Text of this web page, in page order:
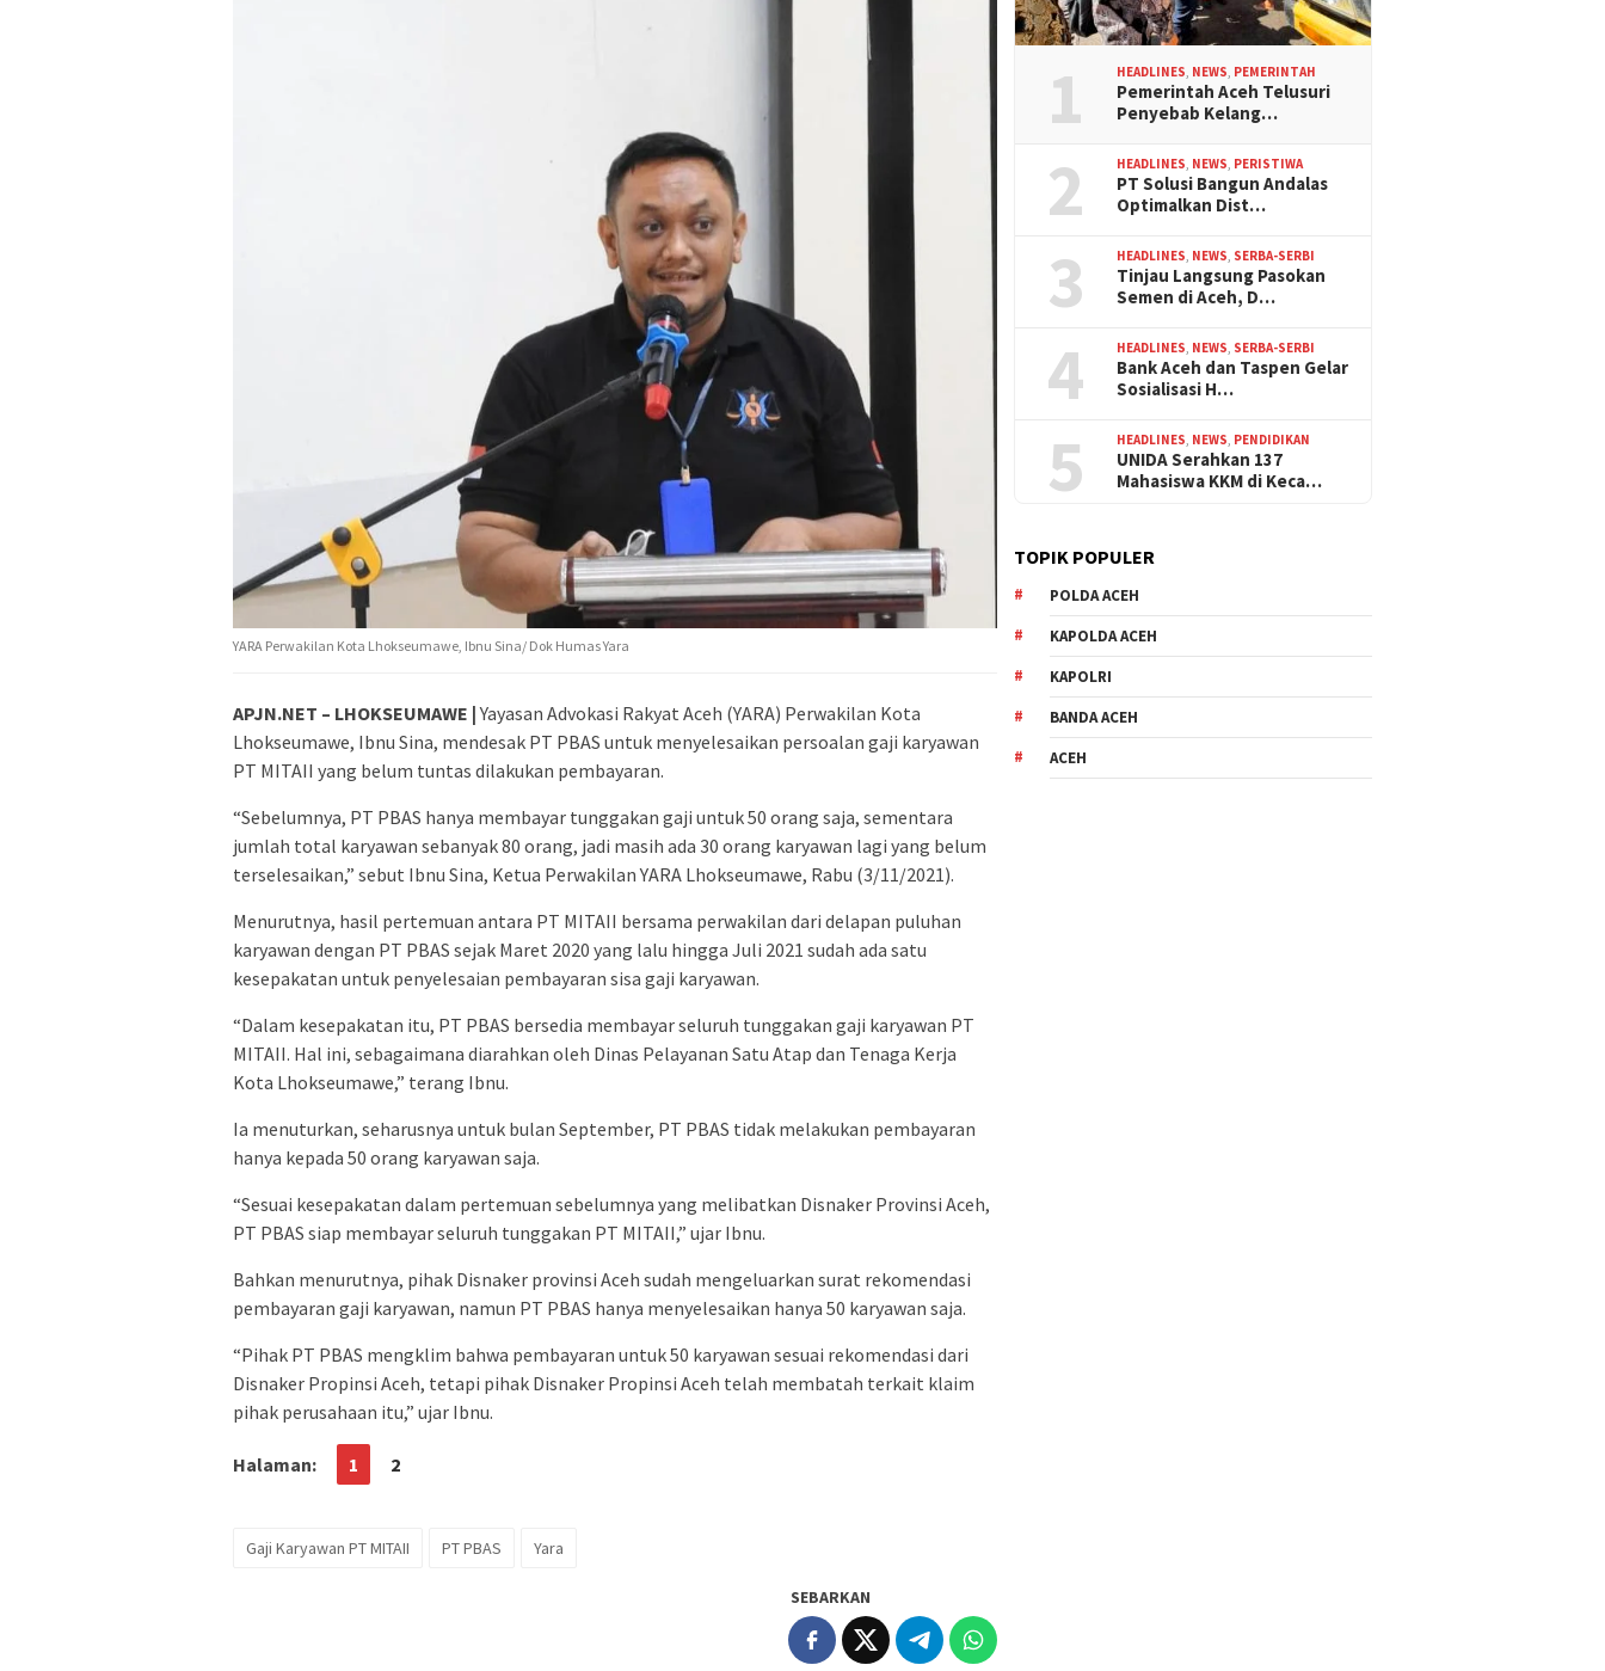
YARA Perwakilan Kota Lhokseumawe, Ibnu Sina/ Dok Humas Yara
APJN.NET – LHOKSEUMAWE |Yayasan Advokasi Rakyat Aceh (YARA) Perwakilan Kota
Lhokseumawe, Ibnu Sina, mendesak PT PBAS untuk menyelesaikan persoalan gaji karyawan
PT MITAII yang belum tuntas dilakukan pembayaran.
“Sebelumnya, PT PBAS hanya membayar tunggakan gaji untuk 50 orang saja, sementara
jumlah total karyawan sebanyak 80 orang, jadi masih ada 30 orang karyawan lagi yang belum
terselesaikan,” sebut Ibnu Sina, Ketua Perwakilan YARA Lhokseumawe, Rabu (3/11/2021).
Menurutnya, hasil pertemuan antara PT MITAII bersama perwakilan dari delapan puluhan
karyawan dengan PT PBAS sejak Maret 2020 yang lalu hingga Juli 2021 sudah ada satu
kesepakatan untuk penyelesaian pembayaran sisa gaji karyawan.
“Dalam kesepakatan itu, PT PBAS bersedia membayar seluruh tunggakan gaji karyawan PT
MITAII. Hal ini, sebagaimana diarahkan oleh Dinas Pelayanan Satu Atap dan Tenaga Kerja
Kota Lhokseumawe,” terang Ibnu.
Ia menuturkan, seharusnya untuk bulan September, PT PBAS tidak melakukan pembayaran
hanya kepada 50 orang karyawan saja.
“Sesuai kesepakatan dalam pertemuan sebelumnya yang melibatkan Disnaker Provinsi Aceh,
PT PBAS siap membayar seluruh tunggakan PT MITAII,” ujar Ibnu.
Bahkan menurutnya, pihak Disnaker provinsi Aceh sudah mengeluarkan surat rekomendasi
pembayaran gaji karyawan, namun PT PBAS hanya menyelesaikan hanya 50 karyawan saja.
“Pihak PT PBAS mengklim bahwa pembayaran untuk 50 karyawan sesuai rekomendasi dari
Disnaker Propinsi Aceh, tetapi pihak Disnaker Propinsi Aceh telah membatah terkait klaim
pihak perusahaan itu,” ujar Ibnu.
Halaman: 1 2
Gaji Karyawan PT MITAII PT PBAS Yara
SEBARKAN
1 HEADLINES NEWS PEMERINTAH
Pemerintah Aceh Telusuri
Penyebab Kelang…
2 HEADLINES NEWS PERISTIWA
PT Solusi Bangun Andalas
Optimalkan Dist…
3 HEADLINES NEWS SERBA-SERBI
Tinjau Langsung Pasokan
Semen di Aceh, D…
4 HEADLINES NEWS SERBA-SERBI
Bank Aceh dan Taspen Gelar
Sosialisasi H…
5 HEADLINES NEWS PENDIDIKAN
UNIDA Serahkan 137
Mahasiswa KKM di Keca…
TOPIK POPULER
POLDA ACEH
KAPOLDA ACEH
KAPOLRI
BANDA ACEH
ACEH